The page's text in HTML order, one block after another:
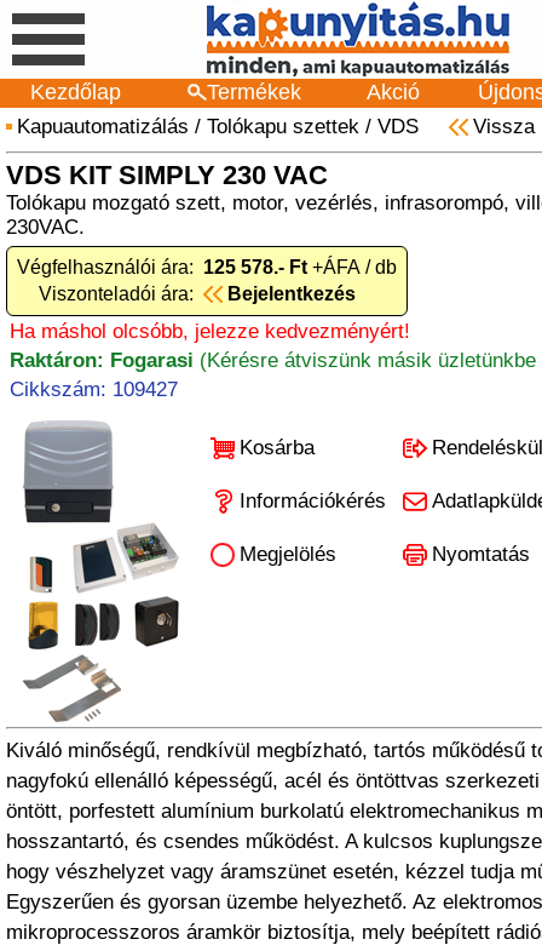
Kezdőlap Termékek Akció
Kapuautomatizálás / Tolókapu szettek / VDS Vissza
VDS KIT SIMPLY 230 VAC
Tolókapu mozgató szett, motor, vezérlés, infrasorompó,
230VAC.
Végfelhasználói ára: 125 578.- Ft +ÁFA / db
Viszonteladói ára:
Bejelentkezés
Ha máshol olcsóbb, jelezze kedvezményért!
Raktáron: Fogarasi (Kérésre átviszünk másik üzletünkbe
Cikkszám: 109427
Kosárba
Információkérés
Megjelölés Nyomtatás
Kiváló minőségű, rendkívül megbízható, tartós működésű
nagyfokú ellenálló képességű, acél és öntöttvas
öntött, porfestett alumínium burkolatú elektromechanikus
hosszantartó, és csendes működést. A kulcsos
hogy vészhelyzet vagy áramszünet esetén, kézzel tudja
Egyszerűen és gyorsan üzembe helyezhető. Az
mikroprocesszoros áramkör biztosítja, mely beépített